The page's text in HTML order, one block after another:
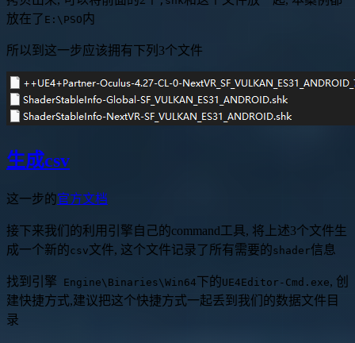
放在了 E:\PSO内
所以到这一步应该拥有下列3个文件
生成csv
这一步的官方文档
接下来我们的利用引擎自己的command工具, 将上述3个文件生
成一个新的csv文件, 这个文件记录了所有需要的shader信息
找到引擎 Engine\Binaries\Win64下的UE4Editor-Cmd.exe, 创
建快捷方式,建议把这个快捷方式一起丢到我们的数据文件目
录